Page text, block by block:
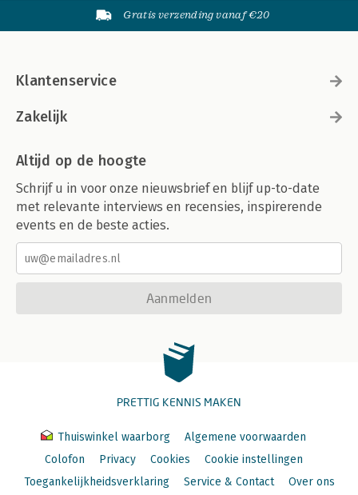
Gratis verzending vanaf €20
Klantenservice
Zakelijk
Altijd op de hoogte
Schrijf u in voor onze nieuwsbrief en blijf up-to-date
met relevante interviews en recensies, inspirerende
events en de beste acties.
Aanmelden
PRETTIG KENNIS MAKEN
Thuiswinkel waarborg
Algemene voorwaarden
Colofon
Privacy Cookies
Cookie instellingen
Toegankelijkheidsverklaring
Service & Contact Over ons